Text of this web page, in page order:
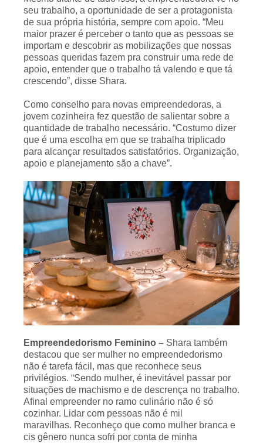
seu trabalho, a oportunidade de ser a protagonista
de sua própria história, sempre com apoio. “Meu
maior prazer é perceber o tanto que as pessoas se
importam e descobrir as mobilizações que nossas
pessoas queridas fazem pra construir uma rede de
apoio, entender que o trabalho tá valendo e que tá
crescendo”, disse Shara.
Como conselho para novas empreendedoras, a
jovem cozinheira fez questão de salientar sobre a
quantidade de trabalho necessário. “Costumo dizer
que é uma escolha em que se trabalha triplicado
para alcançar resultados satisfatórios. Organização,
apoio e planejamento são a chave”.
Empreendedorismo Feminino – Shara também
destacou que ser mulher no empreendedorismo
não é tarefa fácil, mas que reconhece seus
privilégios. “Sendo mulher, é inevitável passar por
situações de machismo e de descrença no trabalho.
Afinal empreender no ramo culinário não é só
cozinhar. Lidar com pessoas não é mil
maravilhas. Reconheço que como mulher branca e
cis gênero nunca sofri por conta de minha